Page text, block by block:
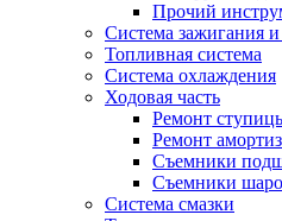
Прочий
Система зажигания
Топливная система
Система охлаждения
Ходовая часть
Ремонт
Ремонт
Съемники
Съемники
Система смазки